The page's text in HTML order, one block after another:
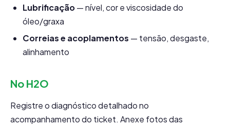
Lubrificação— nível, cor e viscosidade do
óleo/graxa
Correias e acoplamentos — tensão, desgaste,
alinhamento
No H2O
Registre o diagnóstico detalhado no
acompanhamento do ticket. Anexe fotos das